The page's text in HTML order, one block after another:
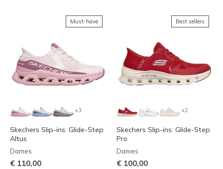
Must-have
+3
Skechers Slip-ins: Glide-Step
Altus
Dames
€ 110,00
Best sellers
+2
Skechers Slip-ins: Glide-Step
Pro
Dames
€ 100,00